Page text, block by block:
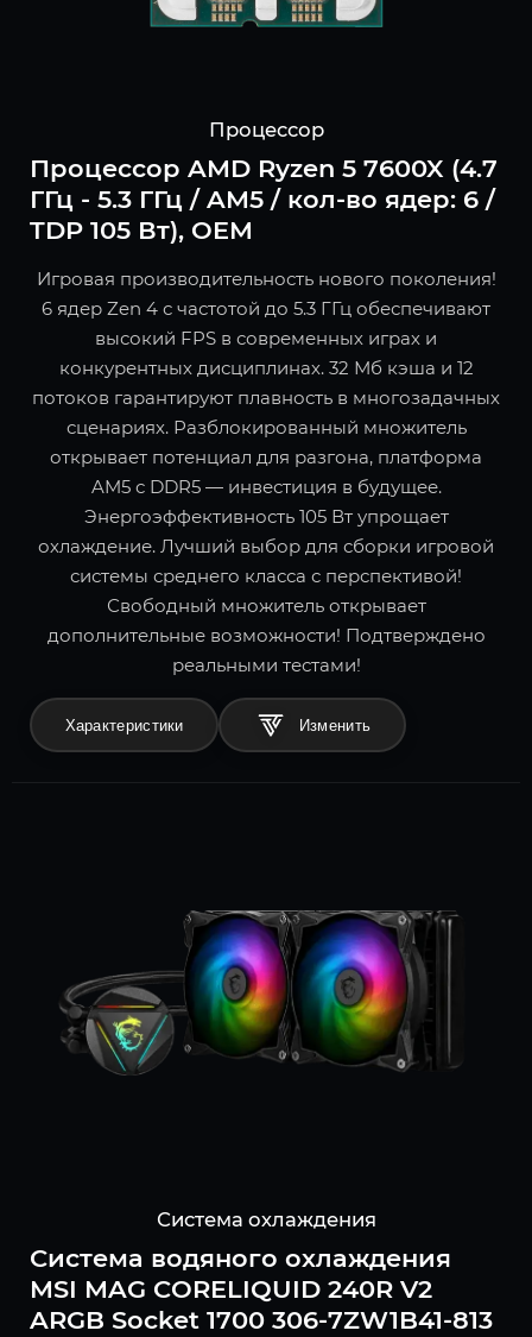
Процессор
Процессор AMD Ryzen 5 7600X (4.7
ГГц - 5.3 ГГц / AM5 / кол-во ядер: 6 /
TDP 105 Вт), OEM
Игровая производительность нового поколения!
6 ядер Zen 4 с частотой до 5.3 ГГц обеспечивают
высокий FPS в современных играх и
конкурентных дисциплинах. 32 Мб кэша и 12
потоков гарантируют плавность в многозадачных
сценариях. Разблокированный множитель
открывает потенциал для разгона, платформа
AM5 с DDR5 — инвестиция в будущее.
Энергоэффективность 105 Вт упрощает
охлаждение. Лучший выбор для сборки игровой
системы среднего класса с перспективой!
Свободный множитель открывает
дополнительные возможности! Подтверждено
реальными тестами!
Характеристики
Система охлаждения
Система водяного охлаждения
MSI MAG CORELIQUID 240R V2
ARGB Socket 1700 306-7ZW1B41-813